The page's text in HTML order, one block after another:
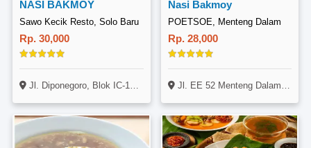
NASI BAKMOY
Sawo Kecik Resto, Solo Baru
Rp. 30,000
Jl. Diponegoro, Blok IC-16, Grogol, Sukoharjo
Nasi Bakmoy
POETSOE, Menteng Dalam
Rp. 28,000
Jl. EE 52 Menteng Dalam, Tebet, Jakarta